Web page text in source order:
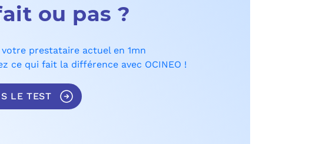
ou pas ?
votre prestataire actuel en 1mn
ce qui fait la différence avec OCINEO !
LE TEST
COPILOT
STUDIO
DE REPRISE D’ACTIVITÉ PRA
EN LIGNE